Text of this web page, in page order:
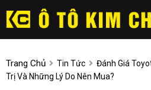
Trang Chủ Tin Tức
Đánh Giá
Trị Và Những Lý Do Nên Mua?